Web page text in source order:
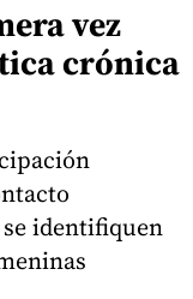
vez
crónica
identifiquen